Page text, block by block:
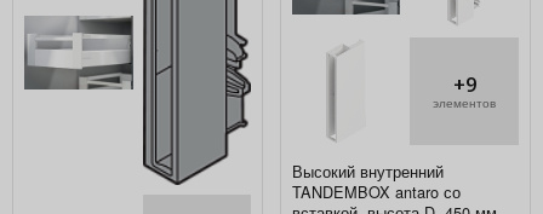
+9
элементов
Высокий внутренний
TANDEMBOX antaro со